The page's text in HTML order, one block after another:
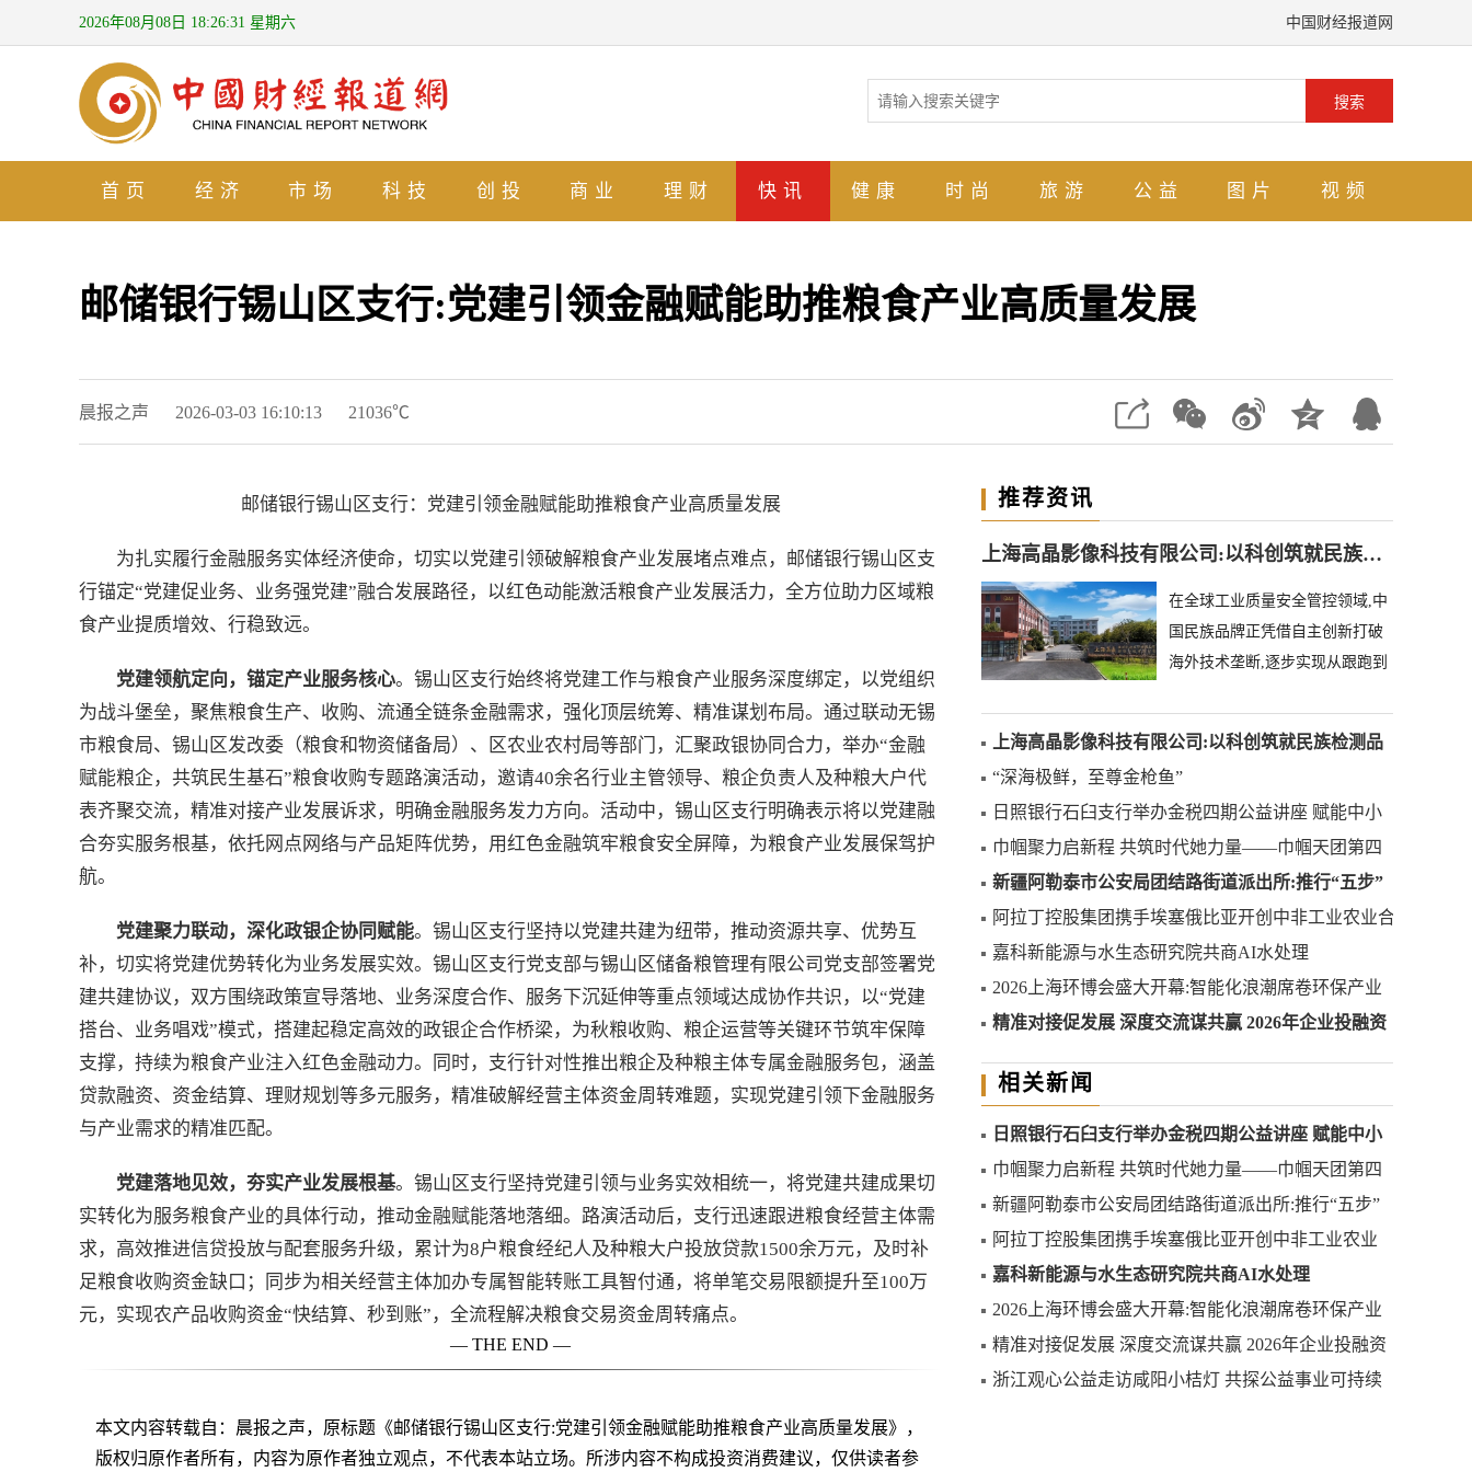
2026年08月08日 18:26:31 星期六 中国财经报道网
搜索
首页 经济 市场 科技 创投 商业 理财 快讯 健康 时尚 旅游 公益 图片 视频
邮储银行锡山区支行:党建引领金融赋能助推粮食产业高质量发展
晨报之声 2026-03-03 16:10:13 21036℃
邮储银行锡山区支行：党建引领金融赋能助推粮食产业高质量发展
为扎实履行金融服务实体经济使命，切实以党建引领破解粮食产业发展堵点难点，邮储银行锡山区支
行锚定“党建促业务、业务强党建”融合发展路径，以红色动能激活粮食产业发展活力，全方位助力区域粮
食产业提质增效、行稳致远。
党建领航定向，锚定产业服务核心。锡山区支行始终将党建工作与粮食产业服务深度绑定，以党组织
为战斗堡垒，聚焦粮食生产、收购、流通全链条金融需求，强化顶层统筹、精准谋划布局。通过联动无锡
市粮食局、锡山区发改委（粮食和物资储备局）、区农业农村局等部门，汇聚政银协同合力，举办“金融
赋能粮企，共筑民生基石”粮食收购专题路演活动，邀请40余名行业主管领导、粮企负责人及种粮大户代
表齐聚交流，精准对接产业发展诉求，明确金融服务发力方向。活动中，锡山区支行明确表示将以党建融
合夯实服务根基，依托网点网络与产品矩阵优势，用红色金融筑牢粮食安全屏障，为粮食产业发展保驾护
航。
党建聚力联动，深化政银企协同赋能。锡山区支行坚持以党建共建为纽带，推动资源共享、优势互
补，切实将党建优势转化为业务发展实效。锡山区支行党支部与锡山区储备粮管理有限公司党支部签署党
建共建协议，双方围绕政策宣导落地、业务深度合作、服务下沉延伸等重点领域达成协作共识，以“党建
搭台、业务唱戏”模式，搭建起稳定高效的政银企合作桥梁，为秋粮收购、粮企运营等关键环节筑牢保障
支撑，持续为粮食产业注入红色金融动力。同时，支行针对性推出粮企及种粮主体专属金融服务包，涵盖
贷款融资、资金结算、理财规划等多元服务，精准破解经营主体资金周转难题，实现党建引领下金融服务
与产业需求的精准匹配。
党建落地见效，夯实产业发展根基。锡山区支行坚持党建引领与业务实效相统一，将党建共建成果切
实转化为服务粮食产业的具体行动，推动金融赋能落地落细。路演活动后，支行迅速跟进粮食经营主体需
求，高效推进信贷投放与配套服务升级，累计为8户粮食经纪人及种粮大户投放贷款1500余万元，及时补
足粮食收购资金缺口；同步为相关经营主体加办专属智能转账工具智付通，将单笔交易限额提升至100万
元，实现农产品收购资金“快结算、秒到账”，全流程解决粮食交易资金周转痛点。
— THE END —
本文内容转载自：晨报之声，原标题《邮储银行锡山区支行:党建引领金融赋能助推粮食产业高质量发展》，
版权归原作者所有，内容为原作者独立观点，不代表本站立场。所涉内容不构成投资消费建议，仅供读者参
推荐资讯
上海高晶影像科技有限公司:以科创筑就民族检测品牌
在全球工业质量安全管控领域,中
国民族品牌正凭借自主创新打破
海外技术垄断,逐步实现从跟跑到
上海高晶影像科技有限公司:以科创筑就民族检测品
牌
“深海极鲜，至尊金枪鱼”
日照银行石臼支行举办金税四期公益讲座 赋能中小
微企业合规发展
巾帼聚力启新程 共筑时代她力量——巾帼天团第四
次组委会筹备会圆满举办
新疆阿勒泰市公安局团结路街道派出所:推行“五步”
工作法 打造新时代“枫”景线
阿拉丁控股集团携手埃塞俄比亚开创中非工业农业合
作新篇章
嘉科新能源与水生态研究院共商AI水处理
2026上海环博会盛大开幕:智能化浪潮席卷环保产业
精准对接促发展 深度交流谋共赢 2026年企业投融资
相关新闻
日照银行石臼支行举办金税四期公益讲座 赋能中小
微企业合规发展
巾帼聚力启新程 共筑时代她力量——巾帼天团第四
次组委会筹备会圆满举办
新疆阿勒泰市公安局团结路街道派出所:推行“五步”
工作法 打造新时代“枫”景线
阿拉丁控股集团携手埃塞俄比亚开创中非工业农业
合作新篇章
嘉科新能源与水生态研究院共商AI水处理
2026上海环博会盛大开幕:智能化浪潮席卷环保产业
精准对接促发展 深度交流谋共赢 2026年企业投融资
交流活动第二期圆满举行
浙江观心公益走访咸阳小桔灯 共探公益事业可持续